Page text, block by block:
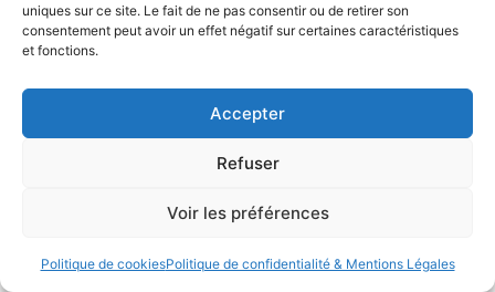
uniques sur ce site. Le fait de ne pas consentir ou de retirer son
consentement peut avoir un effet négatif sur certaines caractéristiques
et fonctions.
Accepter
Refuser
Voir les préférences
Politique de cookiesPolitique de confidentialité & Mentions Légales